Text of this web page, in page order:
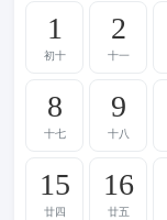
1
初十
2
十一
8
十七
9
十八
15
廿四
16
廿五